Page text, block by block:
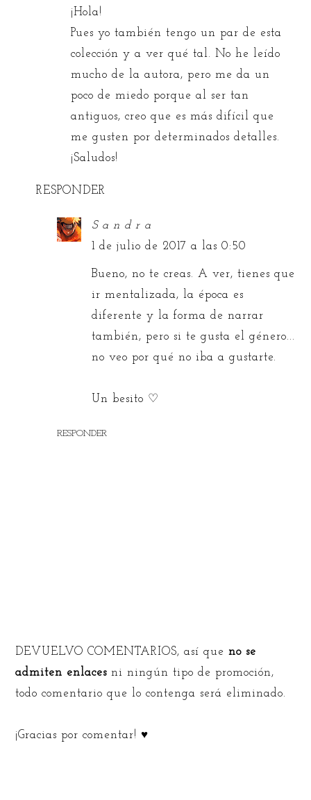
¡Hola!
Pues yo también tengo un par de esta
colección y a ver qué tal. No he leído
mucho de la autora, pero me da un
poco de miedo porque al ser tan
antiguos, creo que es más difícil que
me gusten por determinados detalles.
¡Saludos!
RESPONDER
S a n d r a
1 de julio de 2017 a las 0:50
Bueno, no te creas. A ver, tienes que
ir mentalizada, la época es
diferente y la forma de narrar
también, pero si te gusta el género...
no veo por qué no iba a gustarte.
Un besito ♡
RESPONDER
DEVUELVO COMENTARIOS, así queno se
admiten enlaces ni ningún tipo de promoción,
todo comentario que lo contenga será eliminado.
¡Gracias por comentar! ♥